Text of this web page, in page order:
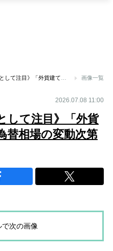
画像一覧
2026.07.08 11:00
して注目》「外貨
相場の変動次第
次の画像